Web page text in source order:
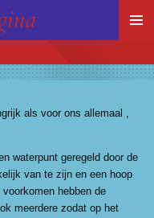
als voor ons allemaal ,
waterpunt geregeld door de
van te zijn en een hoop
hebben de
meerdere zodat op het